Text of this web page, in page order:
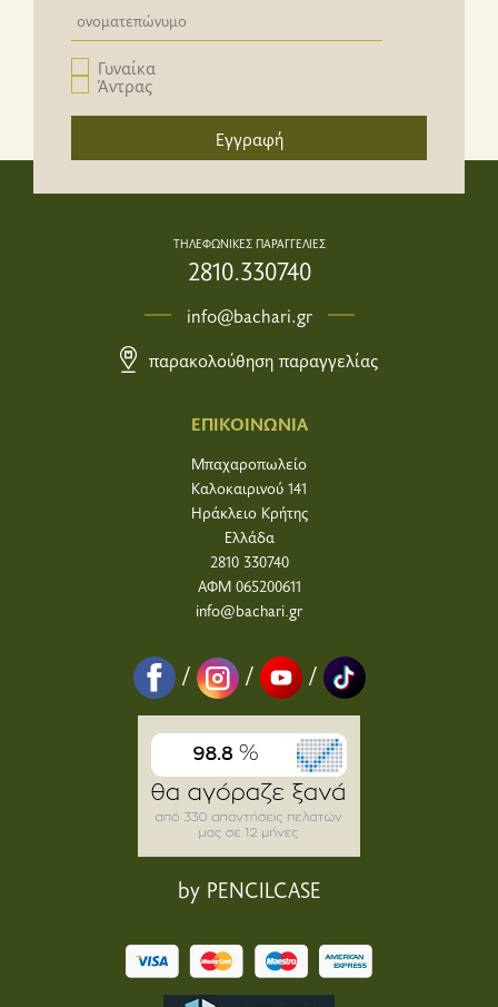
Newsletter email input field
Γυναίκα
Άντρας
Εγγραφή
ΕΠΙΚΟΙΝΩΝΙΑ
Μπαχαροπωλείο
Καλοκαιρινού 141
Ηράκλειο Κρήτης
Ελλάδα
2810 330740
ΑΦΜ 065200611
info@bachari.gr
/ / /
by PENCILCASE
ΤΗΛΕΦΩΝΙΚΕΣ ΠΑΡΑΓΓΕΛΙΕΣ
2810.330740
info@bachari.gr
παρακολούθηση παραγγελίας